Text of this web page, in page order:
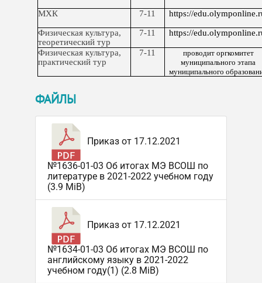
МХК 7-11 https://
Физическая культура,
теоретический тур
7-11 https://
Физическая культура,
практический тур
7-11
проводит оргкомитет
муниципального этапа
муниципального
ФАЙЛЫ
Приказ от 17.12.2021
№1636-01-03 Об итогах МЭ ВСОШ по
литературе в 2021-2022 учебном году
(3.9 MiB)
Приказ от 17.12.2021
№1634-01-03 Об итогах МЭ ВСОШ по
английскому языку в 2021-2022
учебном году(1) (2.8 MiB)